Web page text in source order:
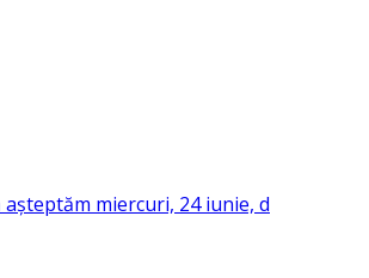
miercuri, 24 iunie, d